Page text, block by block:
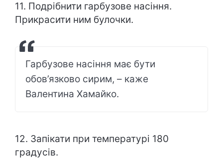
11. Подрібнити гарбузове насіння.
Прикрасити ним булочки.
Гарбузове насіння має бути
обов’язково сирим, – каже
Валентина Хамайко.
12. Запікати при температурі 180
градусів.